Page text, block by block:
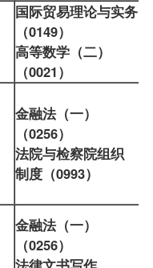
国际贸易理论与实务
（0149）
高等数学（二）
（0021）
金融法（一）
（0256）
法院与检察院组织
制度（0993）
金融法（一）
（0256）